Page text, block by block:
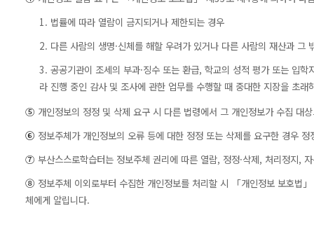
1. 법률에 따라 열람이 금지되거나 제한되는 경우
2. 다른 사람의 생명·신체를 해할 우려가 있거나 다른 사람의 재산과 그
3. 공공기관이 조세의 부과·징수 또는 환급, 학교의 성적 평가 또는 입
라 진행 중인 감사 및 조사에 관한 업무를 수행할 때 중대한 지장을 초래
⑤ 개인정보의 정정 및 삭제 요구 시 다른 법령에서 그 개인정보가 수집 대
⑥ 정보주체가 개인정보의 오류 등에 대한 정정 또는 삭제를 요구한 경우
⑦ 부산스스로학습터는 정보주체 권리에 따른 열람, 정정·삭제, 처리정지,
⑧ 정보주체 이외로부터 수집한 개인정보를 처리할 시 「개인정보 보호법
체에게 알립니다.